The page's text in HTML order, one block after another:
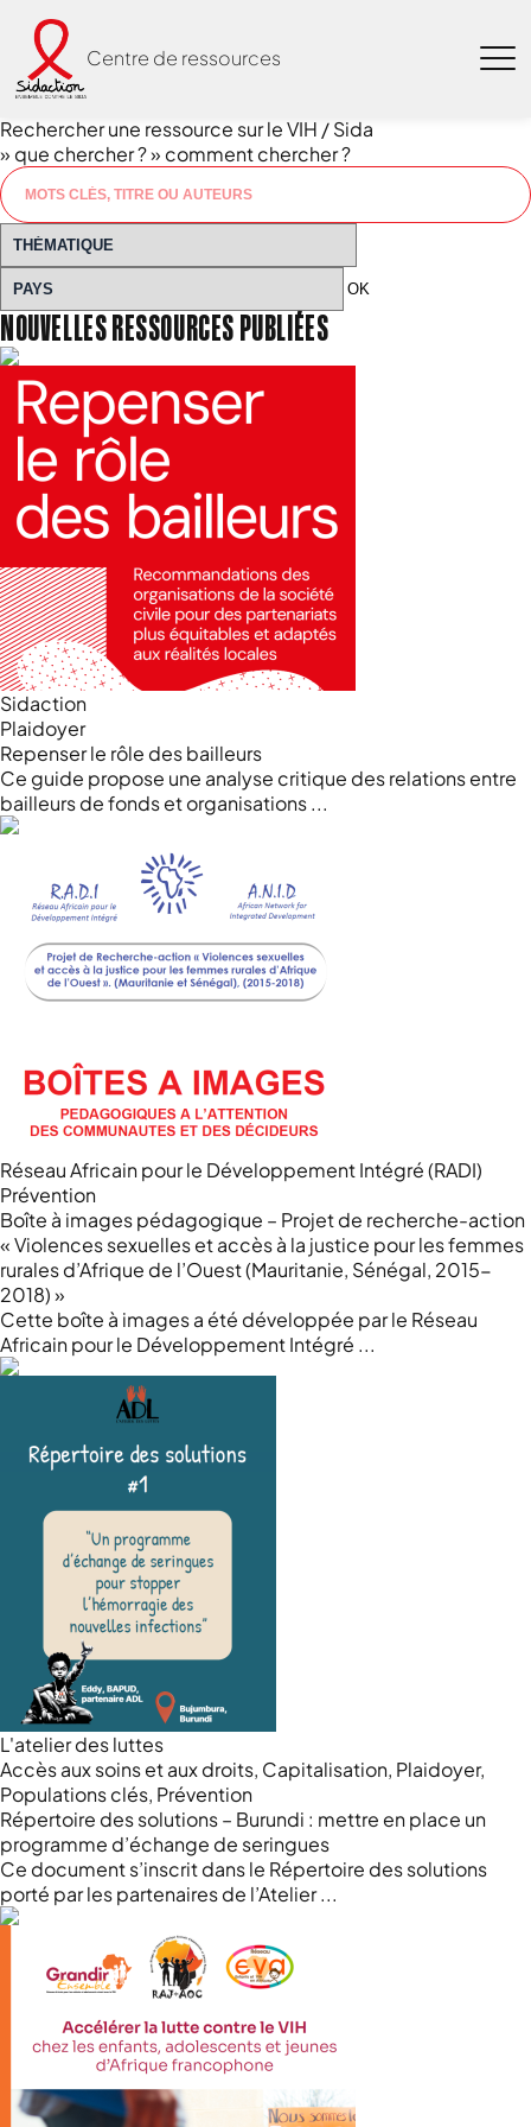
Centre de ressources
Rechercher une ressource sur le VIH / Sida
» que chercher ?» comment chercher ?
OK
NOUVELLES RESSOURCES PUBLIÉES
Sidaction
Plaidoyer
Repenser le rôle des bailleurs
Ce guide propose une analyse critique des relations entre
bailleurs de fonds et organisations ...
Réseau Africain pour le Développement Intégré (RADI)
Prévention
Boîte à images pédagogique – Projet de recherche-action
« Violences sexuelles et accès à la justice pour les femmes
rurales d’Afrique de l’Ouest (Mauritanie, Sénégal, 2015-
2018) »
Cette boîte à images a été développée par le Réseau
Africain pour le Développement Intégré ...
L'atelier des luttes
Accès aux soins et aux droits, Capitalisation, Plaidoyer,
Populations clés, Prévention
Répertoire des solutions – Burundi : mettre en place un
programme d’échange de seringues
Ce document s’inscrit dans le Répertoire des solutions
porté par les partenaires de l’Atelier ...